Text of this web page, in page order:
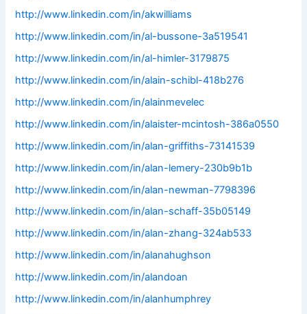
http://www.linkedin.com/in/akwilliams
http://www.linkedin.com/in/al-bussone-3a519541
http://www.linkedin.com/in/al-himler-3179875
http://www.linkedin.com/in/alain-schibl-418b276
http://www.linkedin.com/in/alainmevelec
http://www.linkedin.com/in/alaister-mcintosh-386a0550
http://www.linkedin.com/in/alan-griffiths-73141539
http://www.linkedin.com/in/alan-lemery-230b9b1b
http://www.linkedin.com/in/alan-newman-7798396
http://www.linkedin.com/in/alan-schaff-35b05149
http://www.linkedin.com/in/alan-zhang-324ab533
http://www.linkedin.com/in/alanahughson
http://www.linkedin.com/in/alandoan
http://www.linkedin.com/in/alanhumphrey